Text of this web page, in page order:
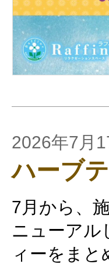
2026年7月
ハーブ
7月から、
ニューアル
ィーをま